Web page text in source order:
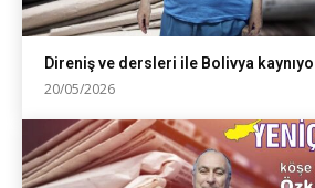
Direniş ve dersleri ile Bolivya kaynıyor
20/05/2026